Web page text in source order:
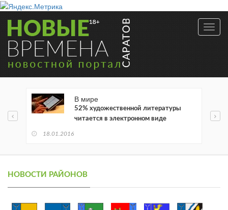
В мире
52% художественной литературы
читается в электронном виде
18.01.2016
НОВОСТИ РАЙОНОВ